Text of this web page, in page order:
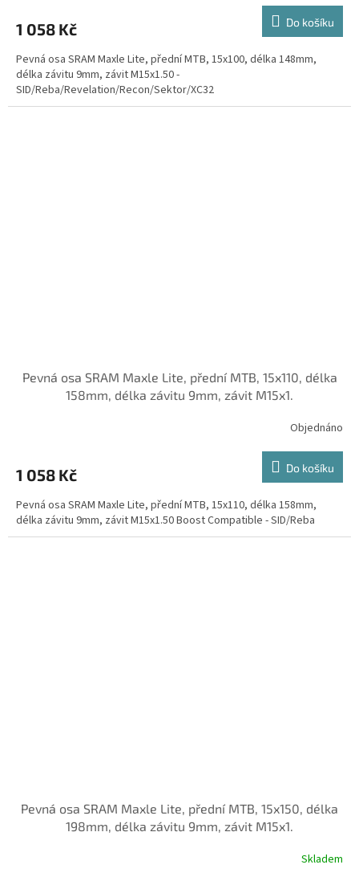
1 058 Kč Do košíku
Pevná osa SRAM Maxle Lite, přední MTB, 15x100, délka 148mm,
délka závitu 9mm, závit M15x1.50 -
SID/Reba/Revelation/Recon/Sektor/XC32
Pevná osa SRAM Maxle Lite, přední MTB, 15x110, délka
158mm, délka závitu 9mm, závit M15x1.
Objednáno
1 058 Kč Do košíku
Pevná osa SRAM Maxle Lite, přední MTB, 15x110, délka 158mm,
délka závitu 9mm, závit M15x1.50 Boost Compatible - SID/Reba
Pevná osa SRAM Maxle Lite, přední MTB, 15x150, délka
198mm, délka závitu 9mm, závit M15x1.
Skladem